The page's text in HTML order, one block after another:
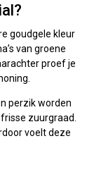
goudgele kleur
van groene
proef je
perzik worden
zuurgraad.
voelt deze